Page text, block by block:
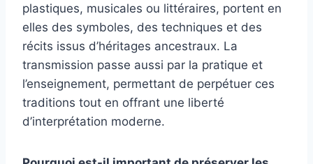
plastiques, musicales ou littéraires, portent en
elles des symboles, des techniques et des
récits issus d’héritages ancestraux. La
transmission passe aussi par la pratique et
l’enseignement, permettant de perpétuer ces
traditions tout en offrant une liberté
d’interprétation moderne.